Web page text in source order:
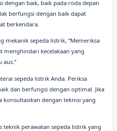
dengan baik, baik pada roda depan
berfungsi dengan baik dapat
berkendara.
mekanik sepeda listrik, “Memeriksa
menghindari kecelakaan yang
aus.”
sepeda listrik Anda. Periksa
dan berfungsi dengan optimal. Jika
konsultasikan dengan teknisi yang
perawatan sepeda listrik yang